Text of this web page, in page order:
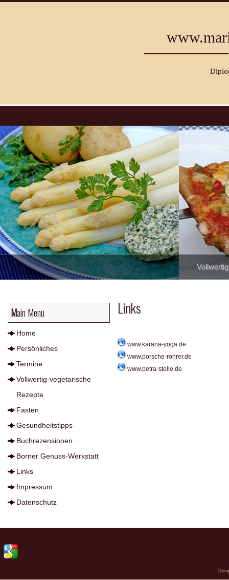
Main Menu
Home
Persönliches
Termine
Vollwertig-vegetarische
Rezepte
Fasten
Gesundheitstipps
Buchrezensionen
Borner Genuss-Werkstatt
Links
Impressum
Datenschutz
Links
www.karana-yoga.de
www.porsche-rohrer.de
www.petra-stolle.de